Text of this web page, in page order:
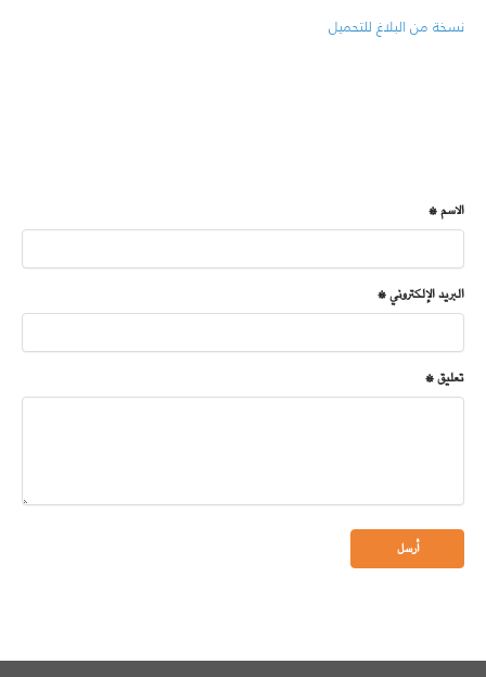
نسخة من البلاغ للتحميل
الاسم *
البريد الإلكتروني *
تعليق *